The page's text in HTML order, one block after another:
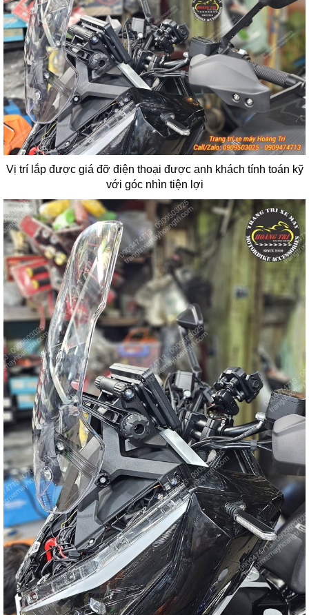
Vị trí lắp được giá đỡ điện thoại được anh khách tính toán kỹ
với góc nhìn tiện lợi